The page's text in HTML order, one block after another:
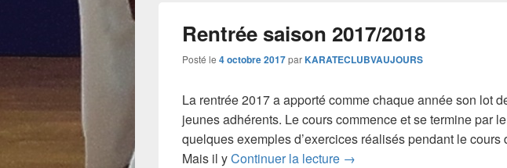
Rentrée saison 2017/2018
Posté le 4 octobre 2017parKARATECLUBVAUJOURS
La rentrée 2017 a apporté comme chaque année son lot
jeunes adhérents. Le cours commence et se termine par
quelques exemples d’exercices réalisés pendant le cours
Mais il yContinuer la lecture Rentrée saison 2017/2018
→